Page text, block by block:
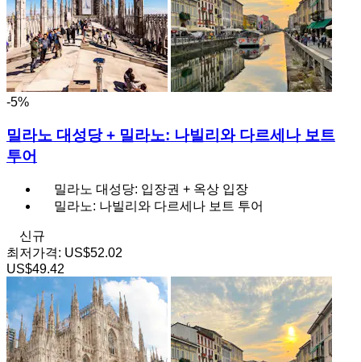
-5%
밀라노 대성당 + 밀라노: 나빌리와 다르세나 보트
투어
밀라노 대성당: 입장권 + 옥상 입장
밀라노: 나빌리와 다르세나 보트 투어
신규
최저가격: US$52.02
US$49.42